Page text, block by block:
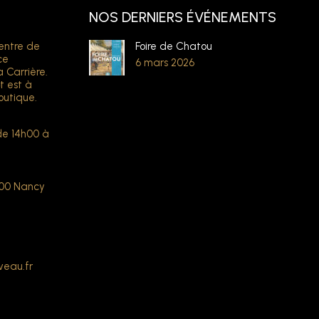
de
Carrière.
est à
14h00 à
Nancy
NOS DERNIERS ÉVÉNEMENTS
Foire de Chatou
6 mars 2026